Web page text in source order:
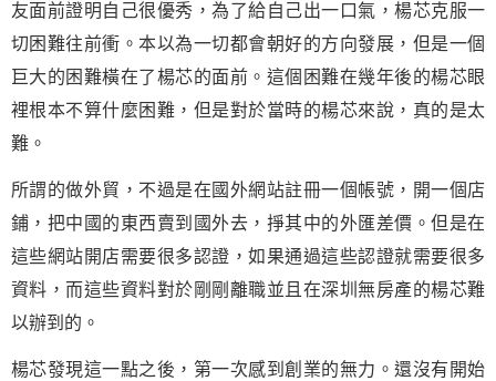
友面前證明自己很優秀，為了給自己出一口氣，楊芯克服一
切困難往前衝。本以為一切都會朝好的方向發展，但是一個
巨大的困難橫在了楊芯的面前。這個困難在幾年後的楊芯眼
裡根本不算什麼困難，但是對於當時的楊芯來說，真的是太
難。
所謂的做外貿，不過是在國外網站註冊一個帳號，開一個店
鋪，把中國的東西賣到國外去，掙其中的外匯差價。但是在
這些網站開店需要很多認證，如果通過這些認證就需要很多
資料，而這些資料對於剛剛離職並且在深圳無房產的楊芯難
以辦到的。
楊芯發現這一點之後，第一次感到創業的無力。還沒有開始